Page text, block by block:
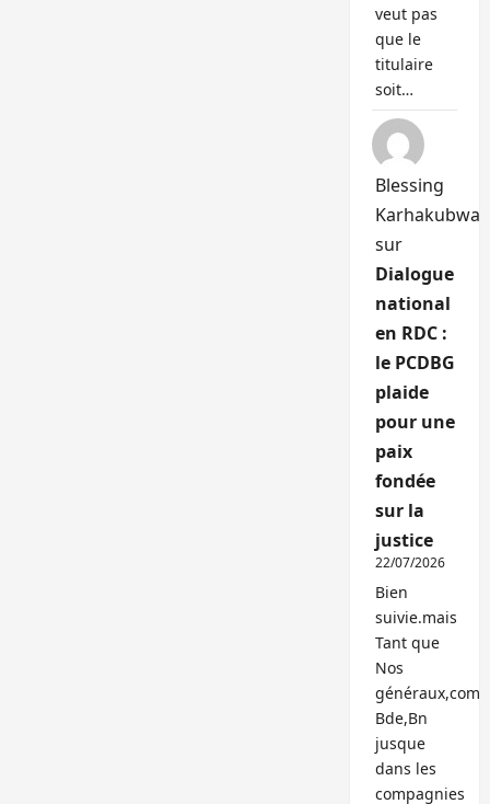
veut pas
que le
titulaire
soit…
Blessing
Karhakubwa
sur
Dialogue
national
en RDC :
le PCDBG
plaide
pour une
paix
fondée
sur la
justice
22/07/2026
Bien
suivie.mais
Tant que
Nos
généraux,com
Bde,Bn
jusque
dans les
compagnies